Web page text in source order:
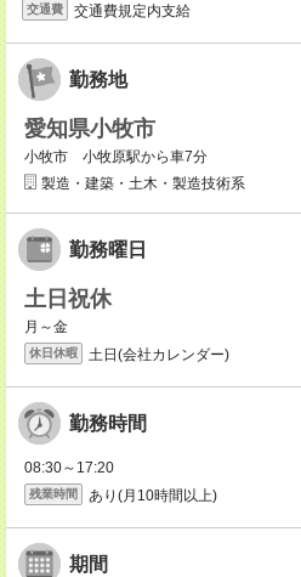
交通費 交通費規定内支給
勤務地
愛知県小牧市
小牧市 小牧原駅から車7分
製造・建築・土木・製造技術系
勤務曜日
土日祝休
月～金
休日休暇 土日(会社カレンダー)
勤務時間
08:30～17:20
残業時間 あり(月10時間以上)
期間